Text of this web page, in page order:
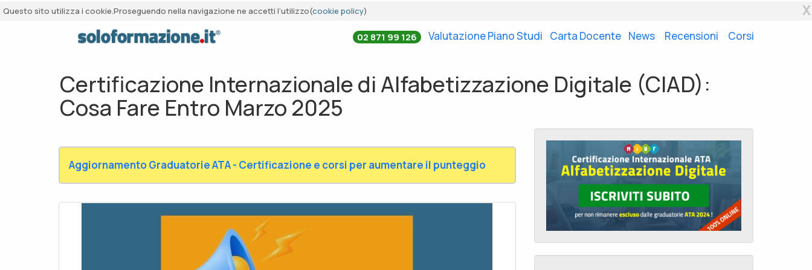
Questo sito utilizza i cookie.Proseguendo nella navigazione ne accetti l’utilizzo(cookie policy) X
02 871 99 126 Valutazione Piano Studi Carta Docente News Recensioni Corsi
Certificazione Internazionale di Alfabetizzazione Digitale (CIAD):
Cosa Fare Entro Marzo 2025
Aggiornamento Graduatorie ATA - Certificazione e corsi per aumentare il punteggio